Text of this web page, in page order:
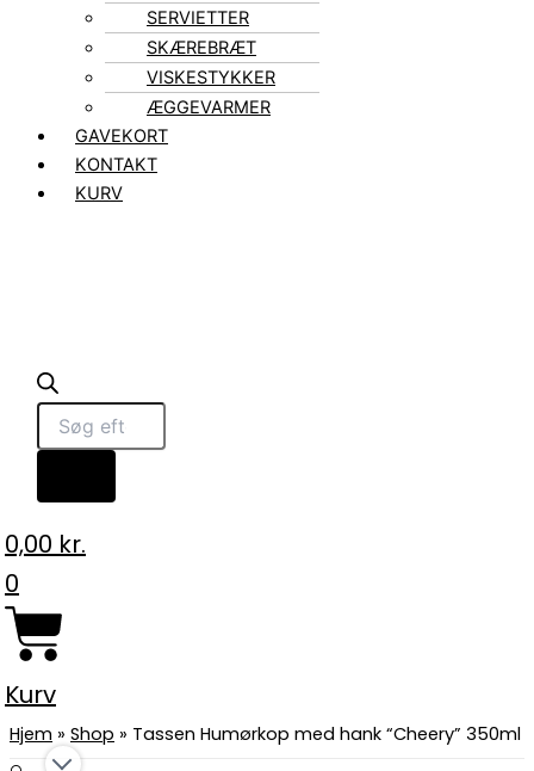
SERVIETTER
SKÆREBRÆT
VISKESTYKKER
ÆGGEVARMER
GAVEKORT
KONTAKT
KURV
0,00 kr.
0
Kurv
Hjem » Shop » Tassen Humørkop med hank “Cheery” 350ml